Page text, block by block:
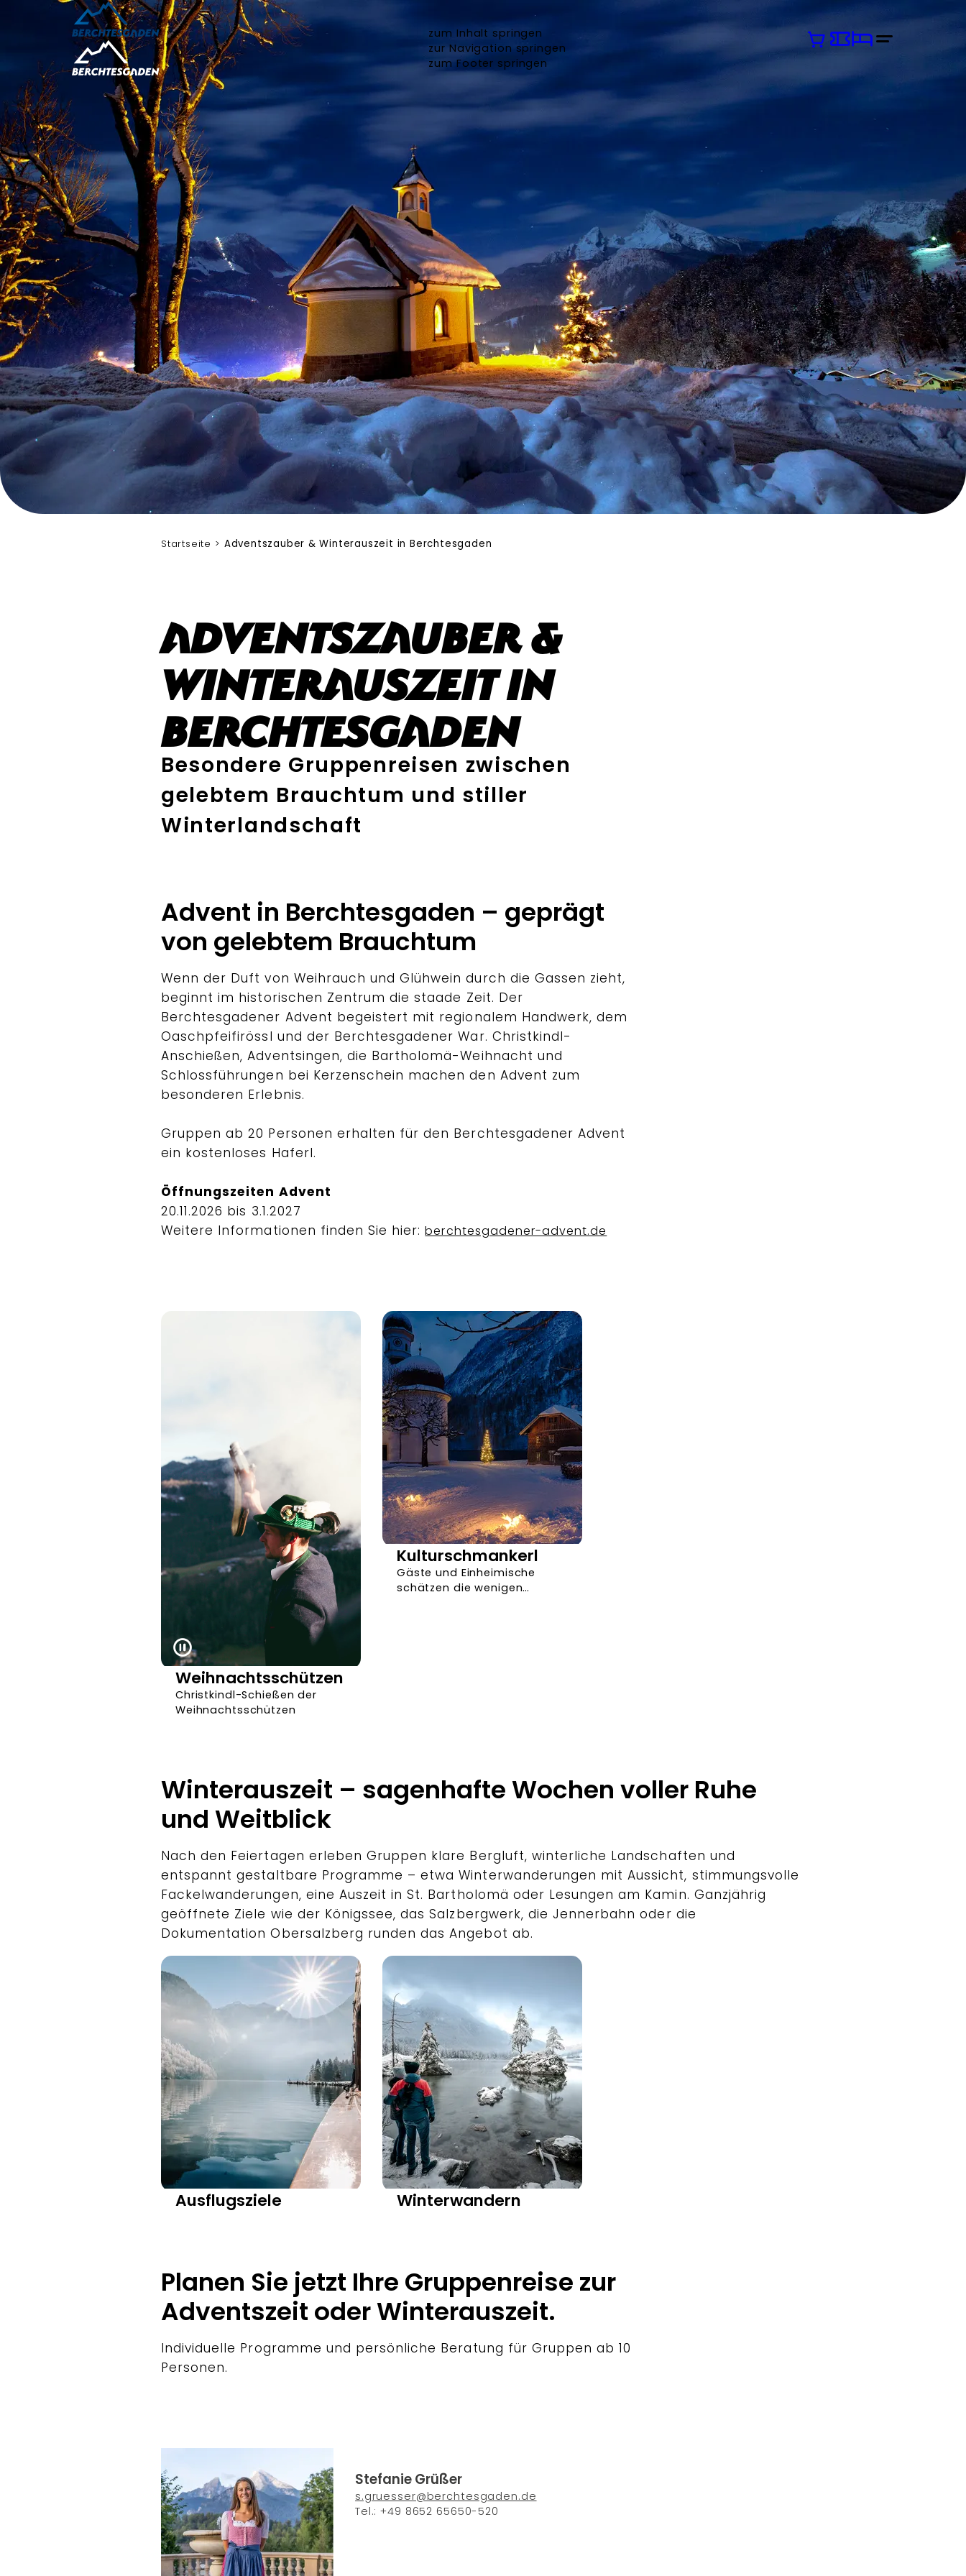
zum Inhalt springen
zur Navigation springen
zum Footer springen
Startseite Adventszauber & Winterauszeit in Berchtesgaden
Adventszauber &
Winterauszeit in
Berchtesgaden
Besondere Gruppenreisen zwischen
gelebtem Brauchtum und stiller
Winterlandschaft
Advent in Berchtesgaden – geprägt
von gelebtem Brauchtum
Wenn der Duft von Weihrauch und Glühwein durch die Gassen zieht,
beginnt im historischen Zentrum die staade Zeit. Der
Berchtesgadener Advent begeistert mit regionalem Handwerk, dem
Oaschpfeifirössl und der Berchtesgadener War. Christkindl-
Anschießen, Adventsingen, die Bartholomä-Weihnacht und
Schlossführungen bei Kerzenschein machen den Advent zum
besonderen Erlebnis.
Gruppen ab 20 Personen erhalten für den Berchtesgadener Advent
ein kostenloses Haferl.
Öffnungszeiten Advent
20.11.2026 bis 3.1.2027
Weitere Informationen finden Sie hier:berchtesgadener-advent.de
Weihnachtsschützen
Christkindl-Schießen der
Weihnachtsschützen
Kulturschmankerl
Gäste und Einheimische
schätzen die wenigen
Winterauszeit – sagenhafte Wochen voller Ruhe
und Weitblick
Nach den Feiertagen erleben Gruppen klare Bergluft, winterliche Landschaften und
entspannt gestaltbare Programme – etwa Winterwanderungen mit Aussicht, stimmungsvolle
Fackelwanderungen, eine Auszeit in St. Bartholomä oder Lesungen am Kamin. Ganzjährig
geöffnete Ziele wie der Königssee, das Salzbergwerk, die Jennerbahn oder die
Dokumentation Obersalzberg runden das Angebot ab.
Ausflugsziele Winterwandern
Planen Sie jetzt Ihre Gruppenreise zur
Adventszeit oder Winterauszeit.
Individuelle Programme und persönliche Beratung für Gruppen ab 10
Personen.
Stefanie Grüßer
s.gruesser@berchtesgaden.de
Tel.: +49 8652 65650-520